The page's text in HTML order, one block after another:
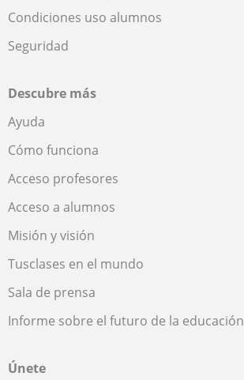
Condiciones uso alumnos
Seguridad
Descubre más
Ayuda
Cómo funciona
Acceso profesores
Acceso a alumnos
Misión y visión
Tusclases en el mundo
Sala de prensa
Informe sobre el futuro de la educación
Únete